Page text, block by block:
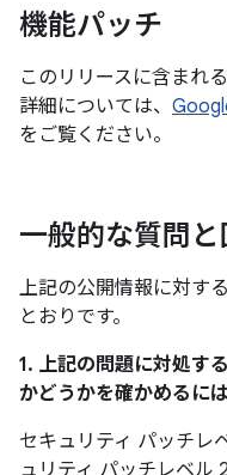
機能パッチ
このリリースに含まれ
詳細については、
をご覧ください。
一般的な質問
上記の公開情報に対す
とおりです。
1. 上記の問題に対処す
かどうかを確かめるに
セキュリティ パッチ
ュリティ パッチレベル